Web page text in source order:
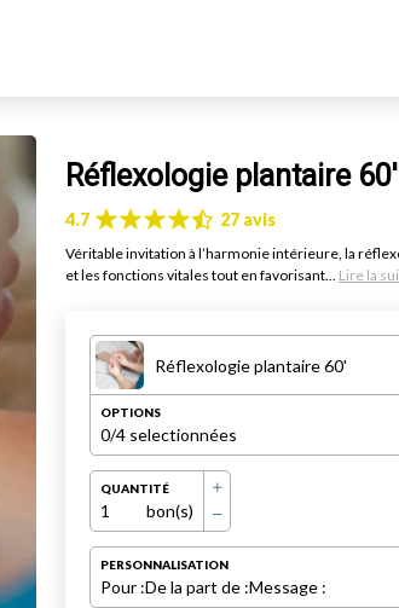
Réflexologie plantaire 60'
4.7 27 avis
Véritable invitation à l’harmonie intérieure, la
et les fonctions vitales tout en favorisant... Lire la
Réflexologie plantaire 60'
OPTIONS
0/4 selectionnées
QUANTITÉ
1 bon(s)
PERSONNALISATION
Pour :De la part de :Message :